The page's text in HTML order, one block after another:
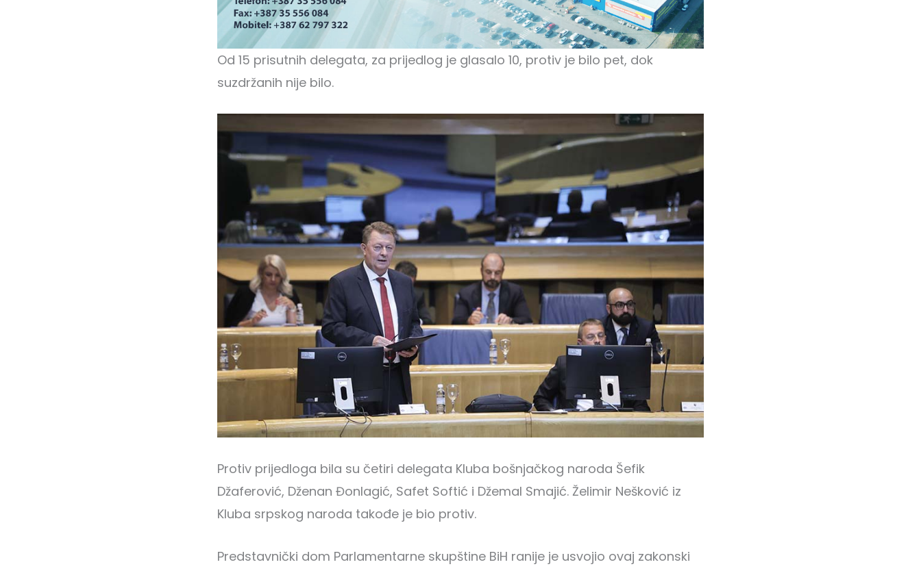
Od 15 prisutnih delegata, za prijedlog je glasalo 10, protiv je bilo pet, dok
suzdržanih nije bilo.
Protiv prijedloga bila su četiri delegata Kluba bošnjačkog naroda Šefik
Džaferović, Dženan Đonlagić, Safet Softić i Džemal Smajić. Želimir Nešković iz
Kluba srpskog naroda takođe je bio protiv.
Predstavnički dom Parlamentarne skupštine BiH ranije je usvojio ovaj zakonski